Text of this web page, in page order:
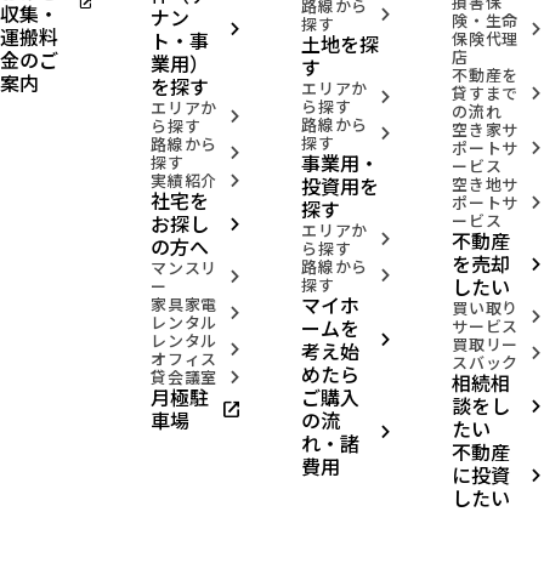
収集・
運搬料
金のご
案内
ナン
ト・事
業用）
を探す
arrow_forward_ios
エリアか
ら探す arrow_forward_ios
路線から
探す arrow_forward_ios
実績紹介 arrow_forward_ios
社宅を
お探し
の方へ
arrow_forward_ios
マンスリ
ー arrow_forward_ios
家具家電
レンタル arrow_forward_ios
レンタル
オフィス arrow_forward_ios
貸会議室 arrow_forward_ios
月極駐
車場 open_in_new
路線から
探す arrow_forward_ios
土地を探
す
エリアか
ら探す arrow_forward_ios
路線から
探す arrow_forward_ios
事業用・
投資用を
探す
エリアか
ら探す arrow_forward_ios
路線から
探す arrow_forward_ios
マイホ
ームを
考え始
めたら
arrow_forward_ios
ご購入
の流
れ・諸
費用
arrow_forward_ios
険・生命
保険代理
店
arrow_forward_ios
不動産を
貸すまで
の流れ
arrow_forward_ios
空き家サ
ポートサ
ービス
arrow_forward_ios
空き地サ
ポートサ
ービス
arrow_forward_ios
不動産
を売却
したい
arrow_forward_ios
買い取り
サービス arrow_forward_ios
買取リー
スバック arrow_forward_ios
相続相
談をし
たい
arrow_forward_ios
不動産
に投資
したい
arrow_forward_ios